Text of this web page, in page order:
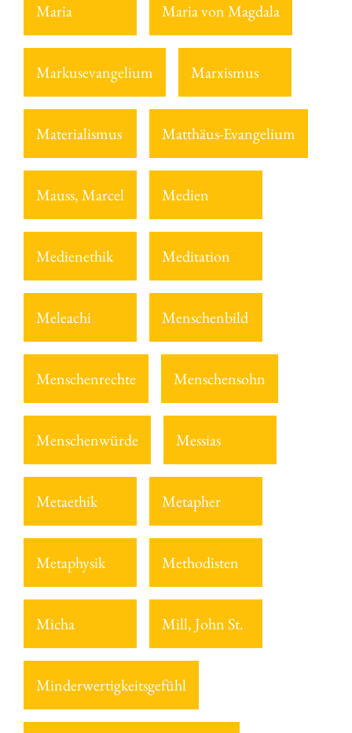
Maria Maria von Magdala
Markusevangelium Marxismus
Materialismus Matthäus-Evangelium
Mauss, Marcel Medien
Medienethik Meditation
Meleachi Menschenbild
Menschenrechte Menschensohn
Menschenwürde Messias
Metaethik Metapher
Metaphysik Methodisten
Micha Mill, John St.
Minderwertigkeitsgefühl